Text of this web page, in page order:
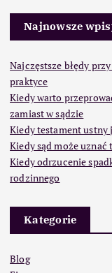
Najnowsze
Najczęstsze błędy
praktyce
Kiedy warto
zamiast w sądzie
Kiedy testament ustny
Kiedy sąd może
Kiedy odrzucenie
rodzinnego
Kategorie
Blog